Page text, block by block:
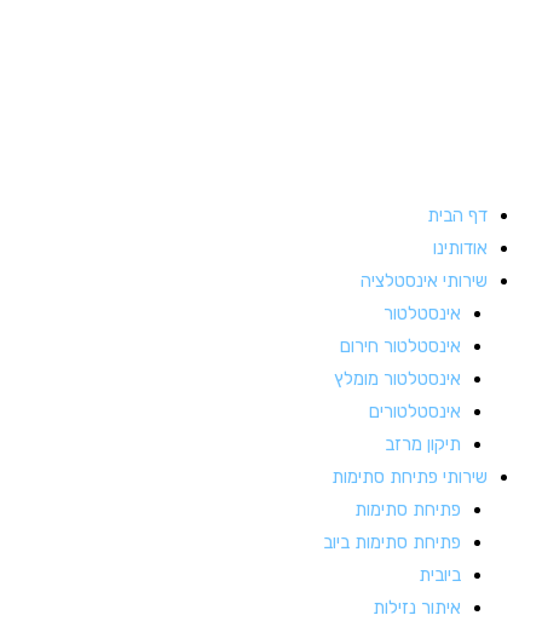
דף הבית
אודותינו
שירותי אינסטלציה
אינסטלטור
אינסטלטור חירום
אינסטלטור מומלץ
אינסטלטורים
תיקון מרזב
שירותי פתיחת סתימות
פתיחת סתימות
פתיחת סתימות ביוב
ביובית
איתור נזילות